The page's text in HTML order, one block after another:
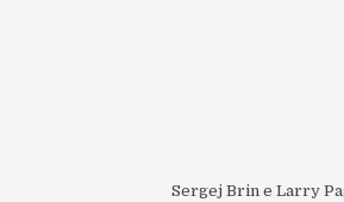
Sergej Brin e Larry